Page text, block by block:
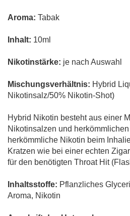
Aroma: Tabak
Inhalt: 10ml
Nikotinstärke: je nach Auswahl
Mischungsverhältnis: Hybrid
Nikotinsalz/50% Nikotin-Shot)
Hybrid Nikotin besteht aus einer
Nikotinsalzen und
herkömmliche Nikotin beim
Kratzen wie bei einer echten
für den benötigten Throat Hit
Inhaltsstoffe: Pflanzliches
Aroma, Nikotin